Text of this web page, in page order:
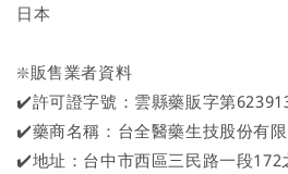
日本
❇️販售業者資料
✔️許可證字號：雲縣藥販字第
✔️藥商名稱：台全醫藥生技股份有
✔️地址：台中市西區三民路一段172